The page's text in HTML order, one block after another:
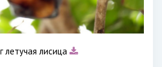
летучая лисица